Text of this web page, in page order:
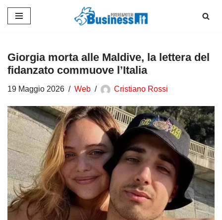
contenuto
Giorgia morta alle Maldive, la lettera del
fidanzato commuove l’Italia
19 Maggio 2026 Web Cristiano Rossi